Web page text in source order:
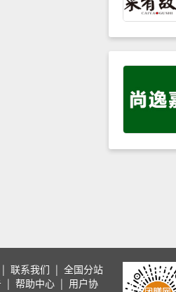
| 联系我们 | 全国分站
| 帮助中心 | 用户协